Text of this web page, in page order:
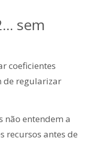
sem
coeficientes
de regularizar
não entendem a
recursos antes de